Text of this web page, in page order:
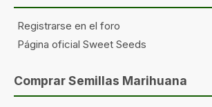
Registrarse en el foro
Página oficial Sweet Seeds
Comprar Semillas Marihuana